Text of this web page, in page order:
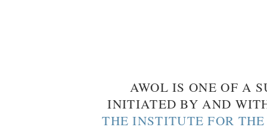
AWOL IS ONE OF A
INITIATED BY AND
THE INSTITUTE FOR